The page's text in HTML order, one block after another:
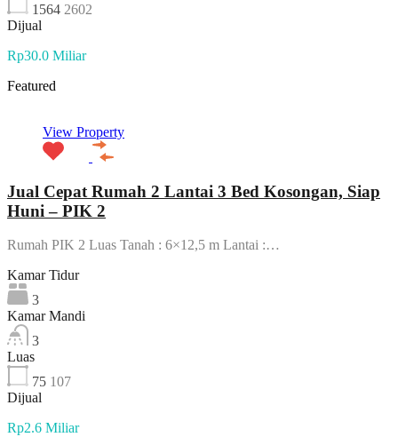
1564 2602
Dijual
Rp30.0 Miliar
Featured
View Property
Jual Cepat Rumah 2 Lantai 3 Bed Kosongan, Siap
Huni – PIK 2
Rumah PIK 2 Luas Tanah : 6×12,5 m Lantai :…
Kamar Tidur
3
Kamar Mandi
3
Luas
75 107
Dijual
Rp2.6 Miliar